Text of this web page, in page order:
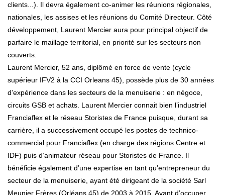
clients...). Il devra également co-animer les réunions régionales,
nationales, les assises et les réunions du Comité Directeur. Côté
développement, Laurent Mercier aura pour principal objectif de
parfaire le maillage territorial, en priorité sur les secteurs non
couverts.
Laurent Mercier, 52 ans, diplômé en force de vente (cycle
supérieur IFV2 à la CCI Orleans 45), possède plus de 30 années
d’expérience dans les secteurs de la menuiserie : en négoce,
circuits GSB et achats. Laurent Mercier connait bien l’industriel
Franciaflex et le réseau Storistes de France puisque, durant sa
carrière, il a successivement occupé les postes de technico-
commercial pour Franciaflex (en charge des régions Centre et
IDF) puis d’animateur réseau pour Storistes de France. Il
bénéficie également d’une expertise en tant qu’entrepreneur du
secteur de la menuiserie, ayant été dirigeant de la société Sarl
Meunier Frères (Orléans 45) de 2003 à 2015. Avant d’occuper